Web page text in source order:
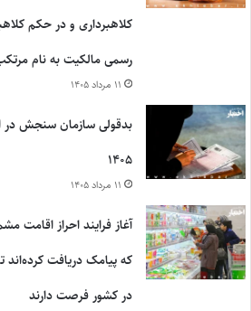
کلاهبرداری و در حکم
رسمی مالکیت به نام
۱۱ مرداد ۱۴۰۵
بدقولی سازمان سنجش در
۱۴۰۵
۱۱ مرداد ۱۴۰۵
آغاز فرایند احراز اقامت
که پیامک دریافت کرده‌اند
در کشور فرصت دارند